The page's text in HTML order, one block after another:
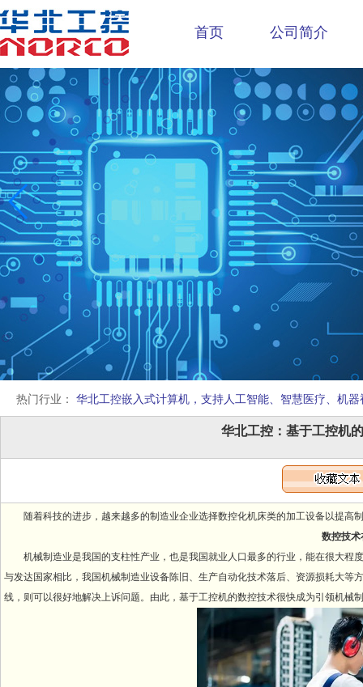
首页 公司简介
热门行业： 华北工控嵌入式计算机，支持人工智能、智慧医疗、机
华北工控：基于工控机
随着科技的进步，越来越多的制造业企业选择数控化机床类的加工设备以提
数控技术
机械制造业是我国的支柱性产业，也是我国就业人口最多的行业，能在很大
与发达国家相比，我国机械制造业设备陈旧、生产自动化技术落后、资源损耗大
线，则可以很好地解决上诉问题。由此，基于工控机的数控技术很快成为引领机械